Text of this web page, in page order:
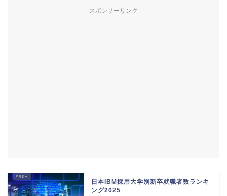
スポンサーリンク
日本IBM採用大学別新卒就職者数ランキ
ング2025